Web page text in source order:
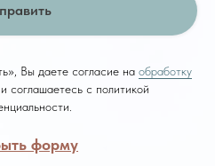
Вы даете согласие на обработку
соглашаетесь с политикой
форму